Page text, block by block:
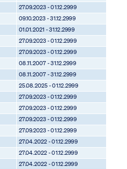
27.09.2023 - 01.12.2999
09.10.2023 - 31.12.2999
01.01.2021 - 31.12.2999
27.09.2023 - 01.12.2999
27.09.2023 - 01.12.2999
08.11.2007 - 31.12.2999
08.11.2007 - 31.12.2999
25.08.2025 - 01.12.2999
27.09.2023 - 01.12.2999
27.09.2023 - 01.12.2999
27.09.2023 - 01.12.2999
27.09.2023 - 01.12.2999
27.04.2022 - 01.12.2999
27.04.2022 - 01.12.2999
27.04.2022 - 01.12.2999